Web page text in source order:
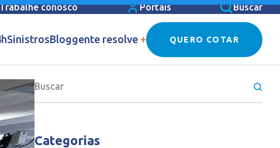
Trabalhe conosco Portais Buscar
SinistrosBloggente resolve + QUERO COTAR
Categorias